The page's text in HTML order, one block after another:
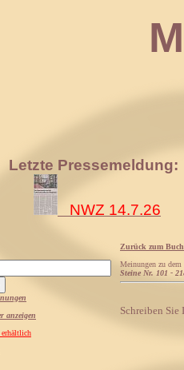
Letzte Pressemeldung:
NWZ 14.7.26
anzeigen
Zurück zum Buch
Meinungen zu
Steine Nr. 101 -
Schreiben